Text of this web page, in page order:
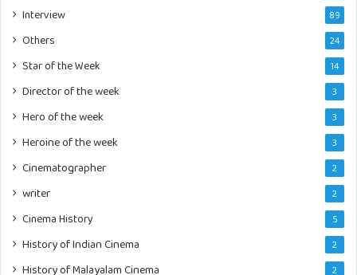
Interview 89
Others 24
Star of the Week 14
Director of the week 3
Hero of the week 3
Heroine of the week 3
Cinematographer 2
writer 2
Cinema History 5
History of Indian Cinema 2
History of Malayalam Cinema 2